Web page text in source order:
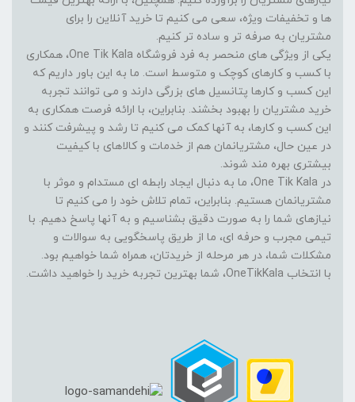
ها و تخفیفات ویژه، سعی می کنیم تا خرید آنلاین را برای
مشتریان به صرفه تر و ساده تر کنیم.
یکی از ویژگی های منحصر به فرد فروشگاه One Tik Kala، همکاری
با کسب و کارهای کوچک و متوسط است. ما به این باور داریم که
این کسب و کارها پتانسیل های بزرگی دارند و می توانند تجربه
خرید مشتریان را بهبود بخشند. بنابراین، با ارائه فرصت همکاری به
این کسب و کارها، به آنها کمک می کنیم تا رشد و پیشرفت کنند و
در عین حال، مشتریانمان هم از خدمات و کالاهای با کیفیت
بیشتری بهره مند شوند.
در One Tik Kala، ما به دنبال ایجاد رابطه ای مستدام و موثر با
مشتریانمان هستیم. بنابراین، تمام تلاش خود را می کنیم تا
نیازهای شما را به صورت دقیق بشناسیم و به آنها پاسخ دهیم. با
تیمی مجرب و حرفه ای، ما از طریق پاسخگویی به سوالات و
مشکلات شما، در هر مرحله از خریدتان، همراه شما خواهیم بود.
با انتخاب OneTikKala، شما بهترین تجربه خرید را خواهید داشت.